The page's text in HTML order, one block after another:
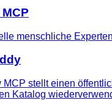
menschliche Experten
MCP stellt einen
Katalog